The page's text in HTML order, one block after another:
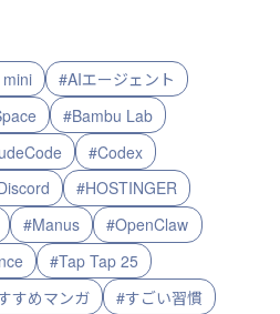
#AIエージェント
#Bambu Lab
#Codex
#HOSTINGER
#Manus
#OpenClaw
#Tap Tap 25
すめマンガ
#すごい習慣